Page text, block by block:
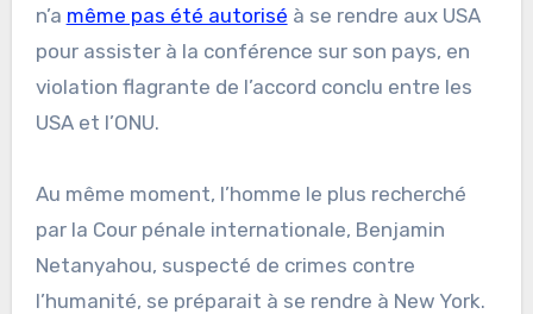
n’a même pas été autorisé à se rendre aux USA
pour assister à la conférence sur son pays, en
violation flagrante de l’accord conclu entre les
USA et l’ONU.
Au même moment, l’homme le plus recherché
par la Cour pénale internationale, Benjamin
Netanyahou, suspecté de crimes contre
l’humanité, se préparait à se rendre à New York.